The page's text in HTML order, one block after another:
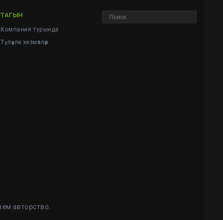
ТАГЫН
Компания турында
Түләүле хезмәтләр
авторство.